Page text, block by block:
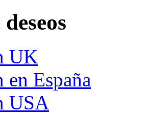
UK
en España
USA